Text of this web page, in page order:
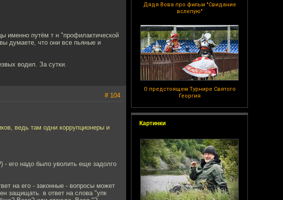
Дядя Вова про фильм "Свидание
вслепую"
О предстоящем Турнире Святого
Георгия
Картинки
именно путём т н "профилактической
думаете, что они все пьяные и
водил. За сутки.
# 104
ведь там одни коррупционеры и
- его надо было уволить еще задолго
на его - законные - вопросы может
защищать. в ответ на слова "упк